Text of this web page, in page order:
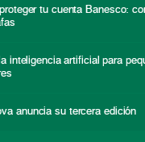
tu cuenta Banesco:
inteligencia artificial para
anuncia su tercera edición